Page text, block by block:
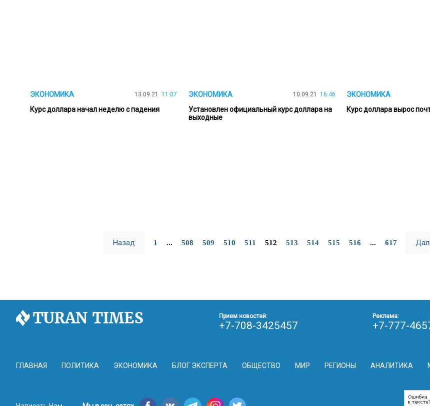
ЭКОНОМИКА 13.09.21 11:07
Курс доллара начал неделю с падения
ЭКОНОМИКА 10.09.21 16:46
Установлен официальный курс доллара на
выходные
ЭКОНОМИКА
Курс доллара вырос
Назад 1 ... 508 509 510 511 512 513 514 515 516 ... 617
ГЛАВНАЯ ПОЛИТИКА ЭКОНОМИКА БЛОГ ЭКСПЕРТА ОБЩЕСТВО МИР РЕГИОНЫ АНАЛИТИКА
Прием новостей:
+7-708-3425457
Реклама:
+7-777-